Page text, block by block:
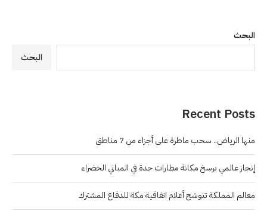
البحث
البحث
Recent Posts
منها الرياض.. سحب ماطرة على أجزاء من 7 مناطق
إنجاز عالمي يرسخ مكانة مطارات جدة في المباني الخضراء
معالم المملكة تتوشح أعلام اتفاقية مكة للدفاع المشترك